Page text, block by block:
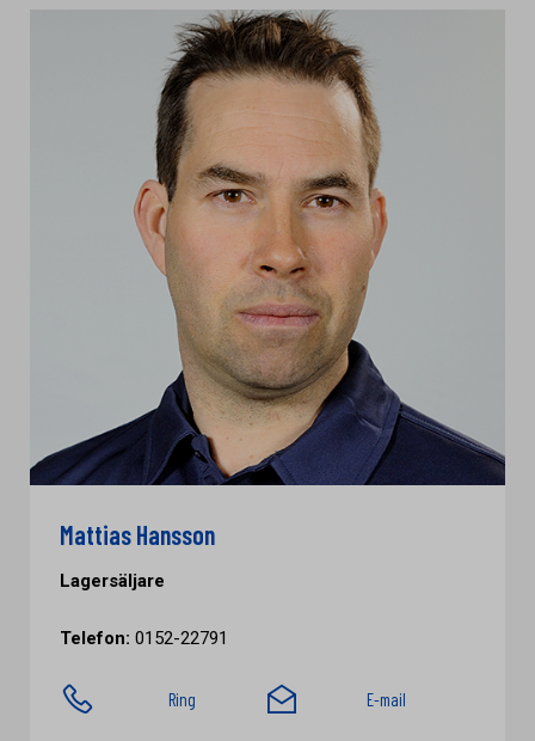
Mattias Hansson
Lagersäljare
Telefon: 0152-22791
Ring E-mail